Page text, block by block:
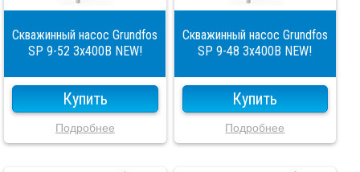
Скважинный насос Grundfos
SP 9-52 3x400В NEW!
Купить
Подробнее
Скважинный насос Grundfos
SP 9-48 3x400В NEW!
Купить
Подробнее